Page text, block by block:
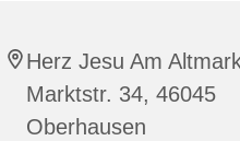
Herz Jesu Am
Marktstr. 34, 46045
Oberhausen